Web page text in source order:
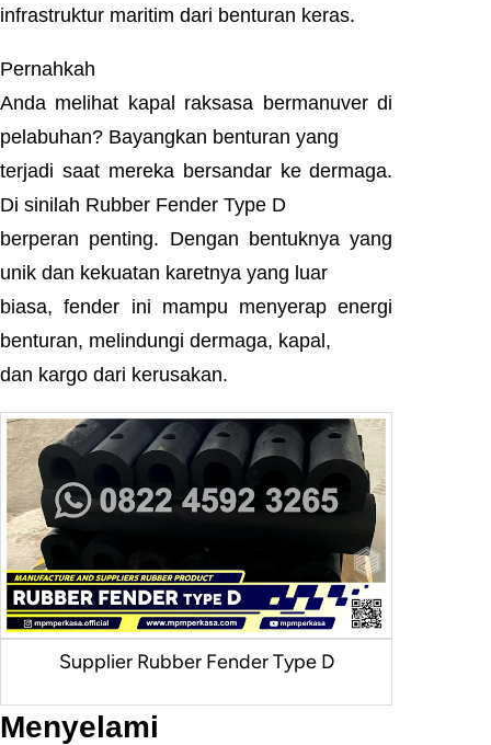
infrastruktur maritim dari benturan keras.
Pernahkah
Anda melihat kapal raksasa bermanuver di
pelabuhan? Bayangkan benturan yang
terjadi saat mereka bersandar ke dermaga.
Di sinilah Rubber Fender Type D
berperan penting. Dengan bentuknya yang
unik dan kekuatan karetnya yang luar
biasa, fender ini mampu menyerap energi
benturan, melindungi dermaga, kapal,
dan kargo dari kerusakan.
Supplier Rubber Fender Type D
Menyelami